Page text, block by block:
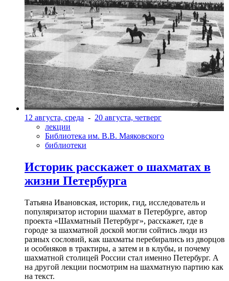
12 августа, среда - 20 августа, четверг
лекции
Библиотека им. В.В. Маяковского
библиотеки
Историк расскажет о шахматах в
жизни Петербурга
Татьяна Ивановская, историк, гид, исследователь и
популяризатор истории шахмат в Петербурге, автор
проекта «Шахматный Петербург», расскажет, где в
городе за шахматной доской могли сойтись люди из
разных сословий, как шахматы перебирались из дворцов
и особняков в трактиры, а затем и в клубы, и почему
шахматной столицей России стал именно Петербург. А
на другой лекции посмотрим на шахматную партию как
на текст.